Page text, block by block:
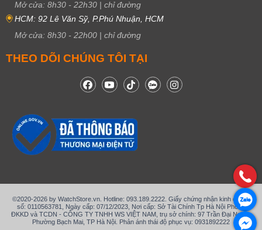
Mở cửa: 8h30 - 22h30 | chỉ đường
HCM: 92 Lê Văn Sỹ, P.Phú Nhuận, HCM
Mở cửa: 8h30 - 22h00 | chỉ đường
THEO DÕI CHÚNG TÔI TẠI
©2020-2026 by WatchStore.vn. Hotline: 093.189.2222. Giấy chứng nhận kinh doanh
số: 0110563781, Ngày cấp: 07/12/2023, Nơi cấp: Sở Tài Chính Tp Hà Nội Phòng
ĐKKD và TCDN - CÔNG TY TNHH WS VIỆT NAM, trụ sở chính: 97 Trần Đại Nghĩa,
Phường Bạch Mai, TP Hà Nội. Phản ánh thái độ phục vụ: 0931892222